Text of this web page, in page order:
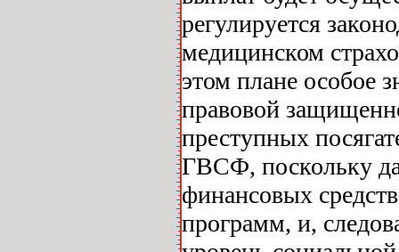
регулируется
медицинском
этом плане особое
правовой
преступных
ГВСФ, поскольку
финансовых
программ, и,